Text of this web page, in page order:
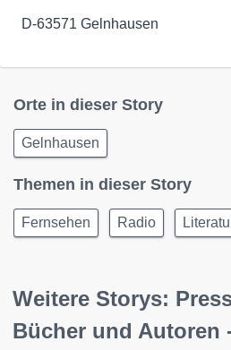
D-63571 Gelnhausen
Orte in dieser Story
Gelnhausen
Themen in dieser Story
Fernsehen Radio
Weitere Storys:
Bücher und Autoren